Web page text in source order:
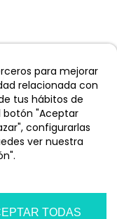
para mejorar
relacionada con
tus hábitos de
botón "Aceptar
configurarlas
ver nuestra
TODAS